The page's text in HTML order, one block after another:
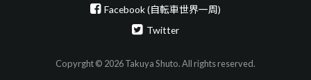
Facebook (自転車世界一周)
Twitter
Copyrght © 2026 Takuya Shuto. All rights reserved.